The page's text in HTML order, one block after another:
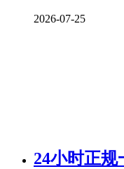
2026-07-25
24小时正